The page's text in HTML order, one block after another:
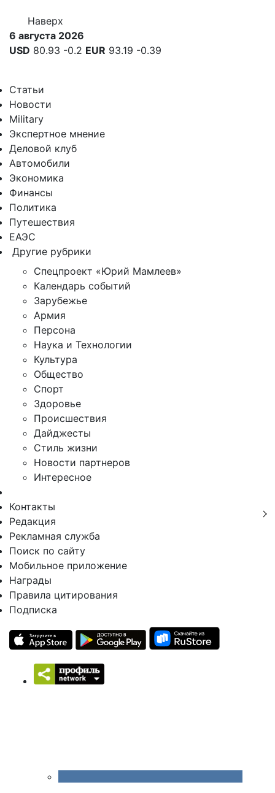
Наверх
6 августа 2026
USD 80.93 -0.2 EUR 93.19 -0.39
Статьи
Новости
Military
Экспертное мнение
Деловой клуб
Автомобили
Экономика
Финансы
Политика
Путешествия
ЕАЭС
Другие рубрики
Спецпроект «Юрий Мамлеев»
Календарь событий
Зарубежье
Армия
Персона
Наука и Технологии
Культура
Общество
Спорт
Здоровье
Происшествия
Дайджесты
Стиль жизни
Новости партнеров
Интересное
Контакты
Редакция
Рекламная служба
Поиск по сайту
Мобильное приложение
Награды
Правила цитирования
Подписка